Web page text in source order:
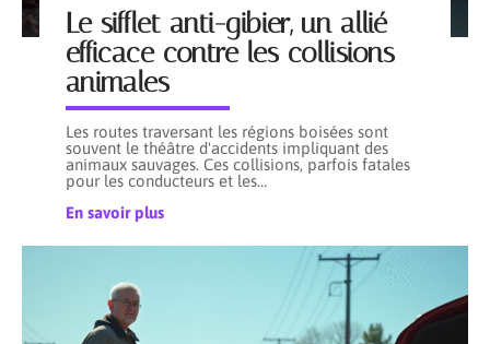
Le sifflet anti-gibier, un allié
efficace contre les collisions
animales
Les routes traversant les régions boisées sont
souvent le théâtre d'accidents impliquant des
animaux sauvages. Ces collisions, parfois fatales
pour les conducteurs et les…
En savoir plus